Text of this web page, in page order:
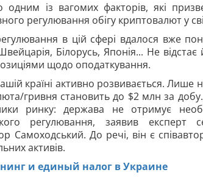
одним із вагомих факторів, які
регулювання обігу криптовалют у
в цій сфері вдалося вже
Білорусь, Японія... Не
щодо оподаткування.
країні активно розвивається. Лише
гривня становить до $2 млн за
ринку: держава не отримує
регулювання, заявив експерт
Самоходський. До речі, він є
активів.
и единый налог в Украине